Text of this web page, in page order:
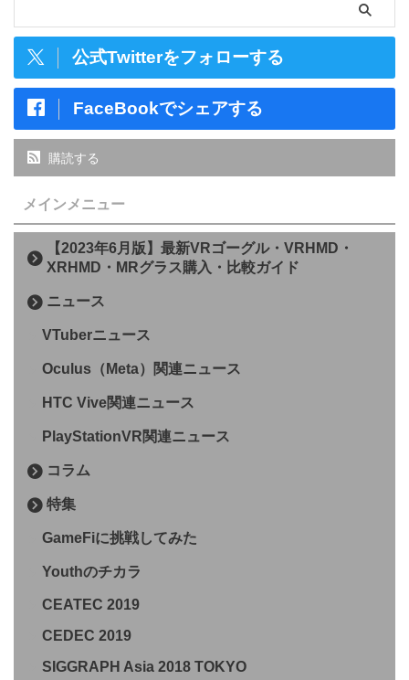
公式Twitterをフォローする
FaceBookでシェアする
購読する
メインメニュー
【2023年6月版】最新VRゴーグル・VRHMD・
XRHMD・MRグラス購入・比較ガイド
ニュース
VTuberニュース
Oculus（Meta）関連ニュース
HTC Vive関連ニュース
PlayStationVR関連ニュース
コラム
特集
GameFiに挑戦してみた
Youthのチカラ
CEATEC 2019
CEDEC 2019
SIGGRAPH Asia 2018 TOKYO